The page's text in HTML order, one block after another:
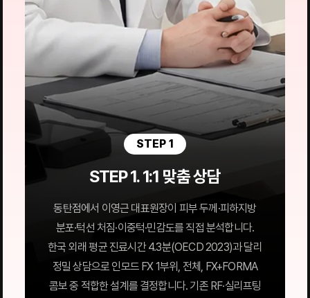
STEP 1
STEP 1. 1:1 맞춤 상담
동탄점에서 이영근 대표원장이 피부 두께·피하지방
분포·턱선 처짐·이중턱·민감도를 직접 분석합니다.
한국 외래 평균 진료시간 4.3분(OECD 2023)과 달리
정밀 상담으로 인모드 FX 1부위, 전체, FX+FORMA
콤보 중 적합한 설계를 결정합니다. 기존 RF·실리프팅